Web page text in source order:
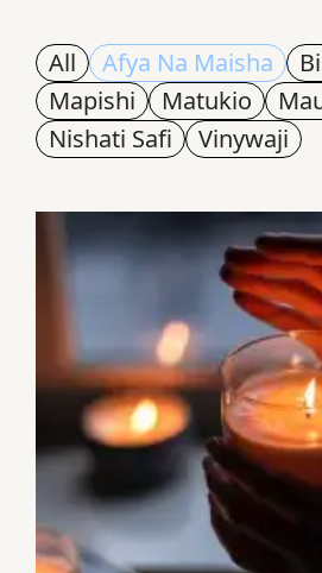
All Afya Na Maisha
Mapishi
Matukio
Nishati Safi
Vinywaji